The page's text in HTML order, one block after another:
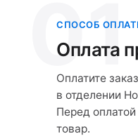
01
СПОСОБ
Оплата
Оплатите
в отделении
Перед
товар.